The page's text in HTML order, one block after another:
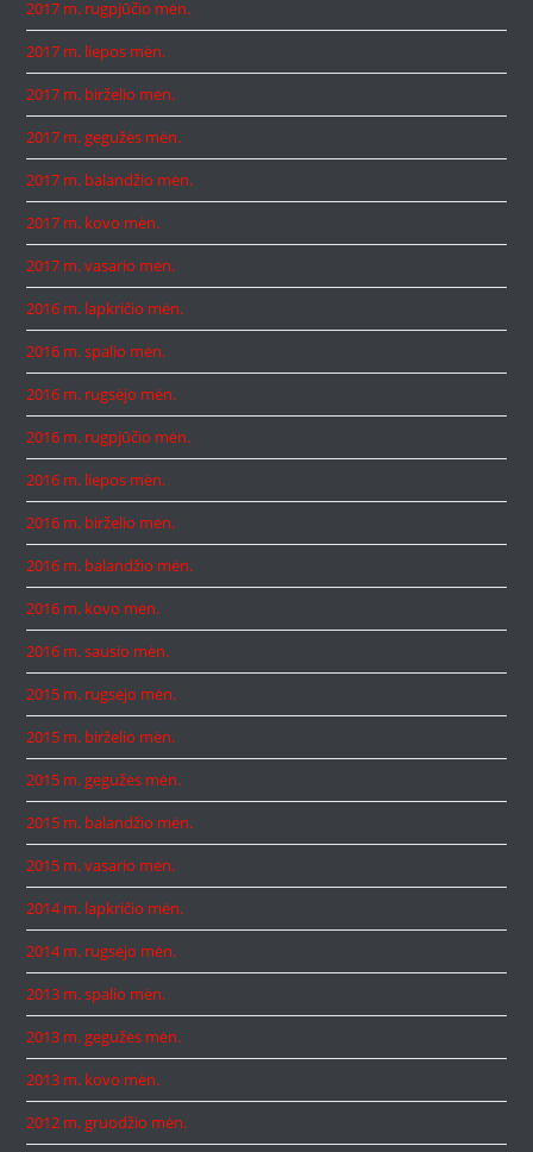
2017 m. rugpjūčio mėn.
2017 m. liepos mėn.
2017 m. birželio mėn.
2017 m. gegužės mėn.
2017 m. balandžio mėn.
2017 m. kovo mėn.
2017 m. vasario mėn.
2016 m. lapkričio mėn.
2016 m. spalio mėn.
2016 m. rugsėjo mėn.
2016 m. rugpjūčio mėn.
2016 m. liepos mėn.
2016 m. birželio mėn.
2016 m. balandžio mėn.
2016 m. kovo mėn.
2016 m. sausio mėn.
2015 m. rugsėjo mėn.
2015 m. birželio mėn.
2015 m. gegužės mėn.
2015 m. balandžio mėn.
2015 m. vasario mėn.
2014 m. lapkričio mėn.
2014 m. rugsėjo mėn.
2013 m. spalio mėn.
2013 m. gegužės mėn.
2013 m. kovo mėn.
2012 m. gruodžio mėn.